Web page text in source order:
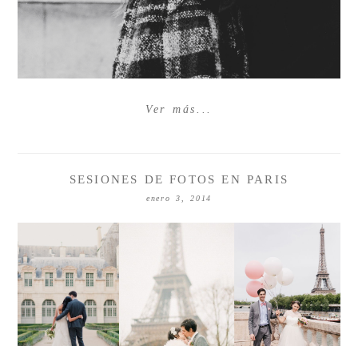
Ver más...
SESIONES DE FOTOS EN PARIS
enero 3, 2014